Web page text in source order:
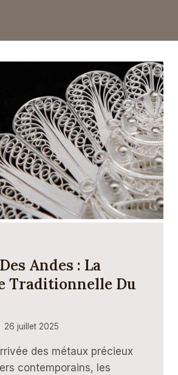
Andes : La
Traditionnelle Du
26 juillet 2025
des métaux précieux
contemporains, les